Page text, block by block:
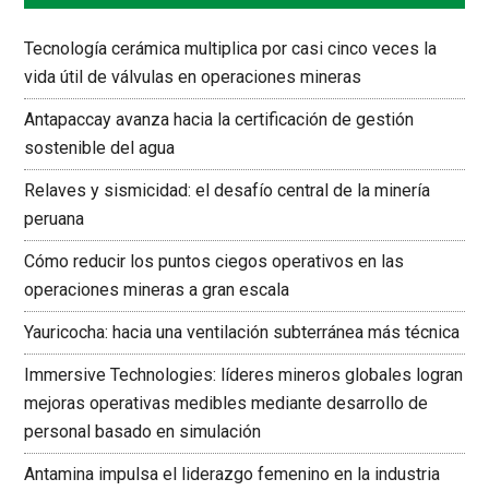
Tecnología cerámica multiplica por casi cinco veces la
vida útil de válvulas en operaciones mineras
Antapaccay avanza hacia la certificación de gestión
sostenible del agua
Relaves y sismicidad: el desafío central de la minería
peruana
Cómo reducir los puntos ciegos operativos en las
operaciones mineras a gran escala
Yauricocha: hacia una ventilación subterránea más técnica
Immersive Technologies: líderes mineros globales logran
mejoras operativas medibles mediante desarrollo de
personal basado en simulación
Antamina impulsa el liderazgo femenino en la industria